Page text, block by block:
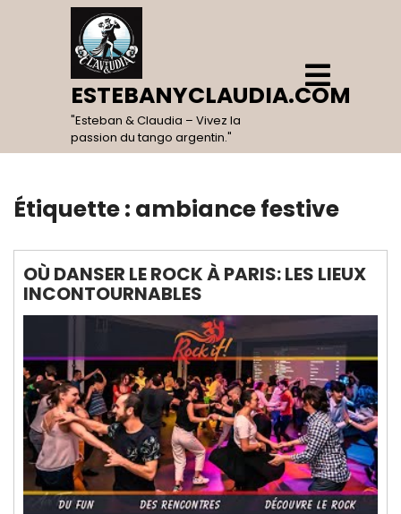
ESTEBANYCLAUDIA.COM
"Esteban & Claudia – Vivez la
passion du tango argentin."
Open
Menu
Étiquette : ambiance festive
OÙ DANSER LE ROCK À PARIS: LES LIEUX
INCONTOURNABLES